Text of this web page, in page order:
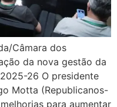
Câmara dos
da nova gestão da
26 O presidente
Motta (Republicanos-
para aumentar